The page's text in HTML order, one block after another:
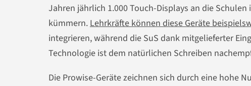
Jahren jährlich 1.000 Touch-Displays an die
kümmern. Lehrkräfte können diese Geräte
integrieren, während die SuS dank mitgelieferter
Technologie ist dem natürlichen Schreiben
Die Prowise-Geräte zeichnen sich durch eine hohe